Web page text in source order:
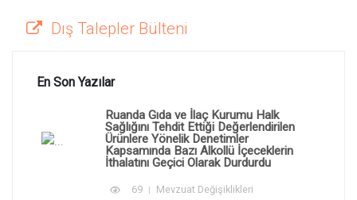
Dış Talepler Bülteni
En Son Yazılar
Ruanda Gıda ve İlaç Kurumu Halk
Sağlığını Tehdit Ettiği Değerlendirilen
Ürünlere Yönelik Denetimler
Kapsamında Bazı Alkollü İçeceklerin
İthalatını Geçici Olarak Durdurdu
69 Mevzuat Değişiklikleri